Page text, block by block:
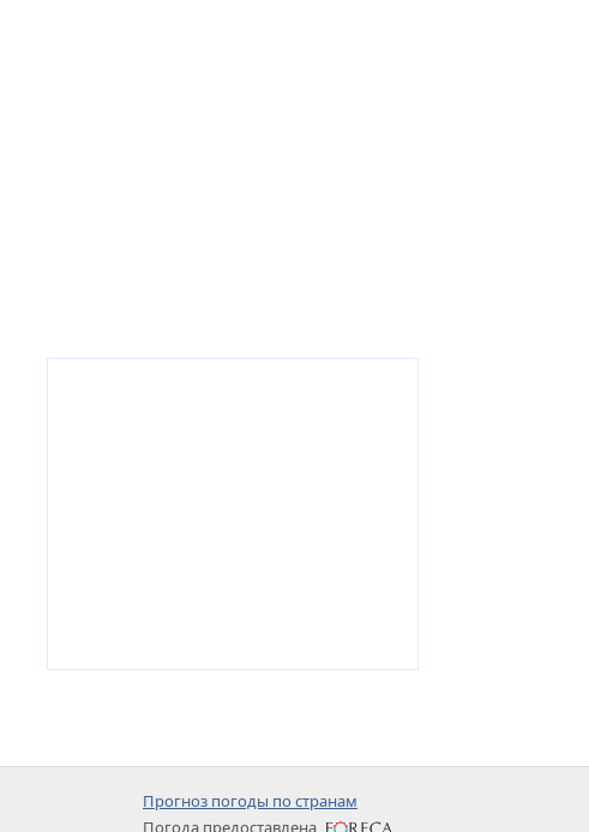
Прогноз погоды по странам
Погода предоставлена